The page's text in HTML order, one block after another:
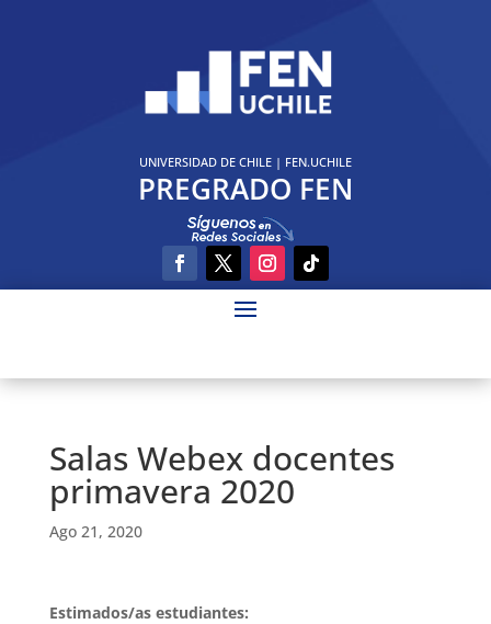
UNIVERSIDAD DE CHILE| FEN.UCHILE
PREGRADO FEN
Salas Webex docentes
primavera 2020
Ago 21, 2020
Estimados/as estudiantes: